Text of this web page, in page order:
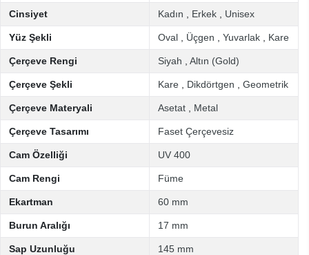
Cinsiyet Kadın Erkek Unisex
Yüz Şekli Oval Üçgen Yuvarlak Kare
Çerçeve Rengi Siyah Altın (Gold)
Çerçeve Şekli Kare Dikdörtgen Geometrik
Çerçeve Materyali Asetat Metal
Çerçeve Tasarımı Faset Çerçevesiz
Cam Özelliği UV 400
Cam Rengi Füme
Ekartman 60 mm
Burun Aralığı 17 mm
Sap Uzunluğu 145 mm